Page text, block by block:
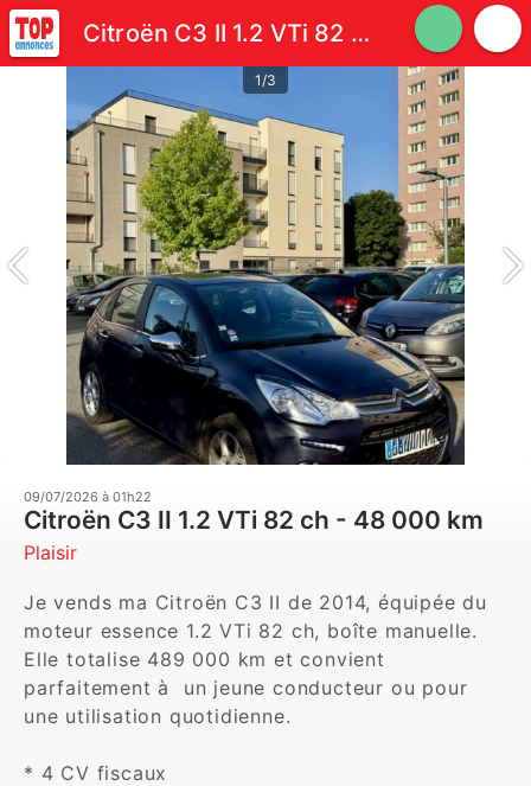
Citroën C3 II 1.2 VTi 82 ch - 48 000 km
1/3
09/07/2026 à 01h22
Citroën C3 II 1.2 VTi 82 ch - 48 000 km
Plaisir
Je vends ma Citroën C3 II de 2014, équipée du
moteur essence 1.2 VTi 82 ch, boîte manuelle.
Elle totalise 489 000 km et convient
parfaitement à  un jeune conducteur ou pour
une utilisation quotidienne.
* 4 CV fiscaux